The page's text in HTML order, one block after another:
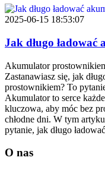
2025-06-15 18:53:07
Jak długo
Akumulator
Zastanawiasz się, jak
prostownikiem? To
Akumulator to serce
kluczowa, aby móc bez
chłodne dni. W tym
pytanie, jak długo
O nas